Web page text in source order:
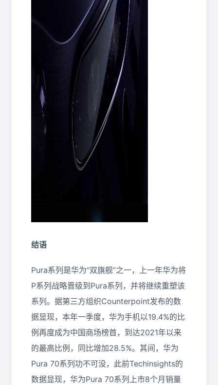
结语
Pura系列是华为“双旗舰”之一，上一年华为将
P系列战略晋级到Pura系列，并将继续重塑该
系列。据第三方组织Counterpoint发布的数
据显现，本年一季度，华为手机以19.4%的比
例再度成为中国商场榜首，到达2021年以来
的最高比例，同比增加28.5%。其间，华为
Pura 70系列功不可没，此前Techinsights的
数据显现，华为Pura 70系列上市8个月销量